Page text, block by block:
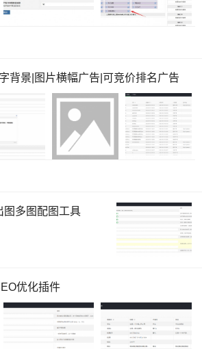
背景|图片横幅广告|可竞价排名广告
图多图配图工具
优化插件